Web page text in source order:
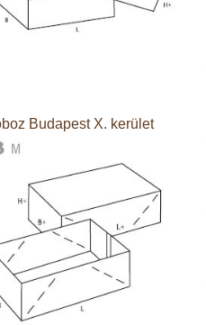
Budapest X. kerület